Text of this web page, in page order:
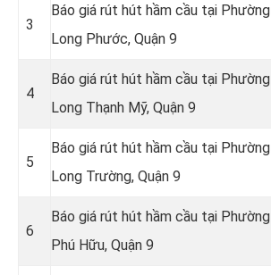
3
Báo giá rút hút hầm cầu tại Phường
Long Phước, Quận 9
4
Báo giá rút hút hầm cầu tại Phường
Long Thạnh Mỹ, Quận 9
5
Báo giá rút hút hầm cầu tại Phường
Long Trường, Quận 9
6
Báo giá rút hút hầm cầu tại Phường
Phú Hữu, Quận 9